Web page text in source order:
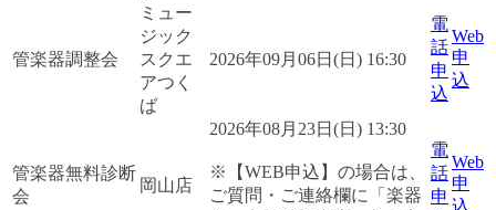
管楽器調整会
ミュー
ジック
スクエ
アつく
ば
2026年09月06日(日) 16:30
電
話
申
込
Web
申
込
管楽器無料診断
会
岡山店
2026年08月23日(日) 13:30
※【WEB申込】の場合は、
ご質問・ご連絡欄に「楽器
電
話
申
Web
申
込